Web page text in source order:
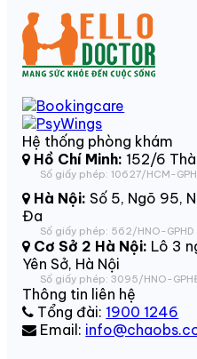
Hệ thống phòng khám
Hồ Chí Minh: 152/6
Số giấy phép: 10627/HCM-
Hà Nội: Số 5, Ngõ 95,
Đa
Số giấy phép: 562/HNO-GPHD
Cơ Sở 2 Hà Nội: Lô 3
Yên Sở, Hà Nội
Số giấy phép: 3095/HNO-
Thông tin liên hệ
Tổng đài:1900 1246
Email: